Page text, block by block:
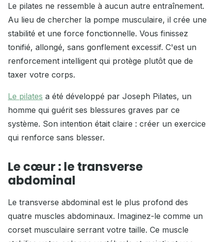
Le pilates ne ressemble à aucun autre entraînement.
Au lieu de chercher la pompe musculaire, il crée une
stabilité et une force fonctionnelle. Vous finissez
tonifié, allongé, sans gonflement excessif. C'est un
renforcement intelligent qui protège plutôt que de
taxer votre corps.
Le pilates a été développé par Joseph Pilates, un
homme qui guérit ses blessures graves par ce
système. Son intention était claire : créer un exercice
qui renforce sans blesser.
Le cœur : le transverse
abdominal
Le transverse abdominal est le plus profond des
quatre muscles abdominaux. Imaginez-le comme un
corset musculaire serrant votre taille. Ce muscle